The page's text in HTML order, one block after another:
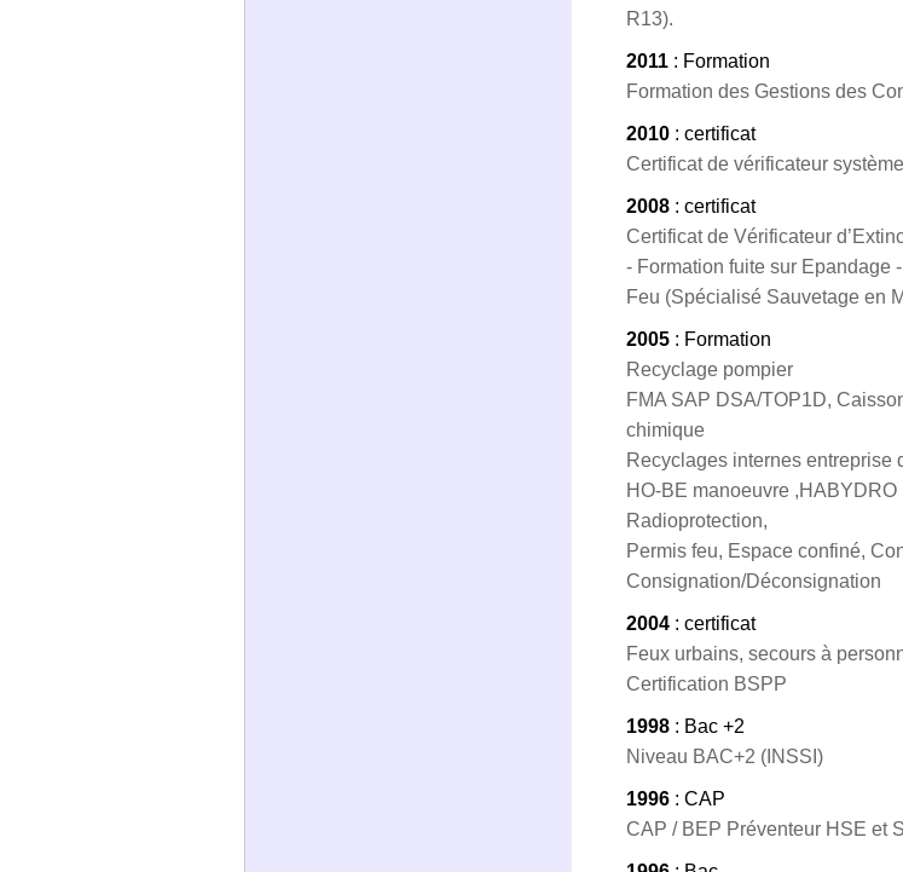
R13).
2011 : Formation
Formation des Gestions des
2010 : certificat
Certificat de vérificateur
2008 : certificat
Certificat de Vérificateur
- Formation fuite sur Epandage
Feu (Spécialisé Sauvetage en
2005 : Formation
Recyclage pompier
FMA SAP DSA/TOP1D,
chimique
Recyclages internes entreprise
HO-BE manoeuvre
Radioprotection,
Permis feu, Espace confiné,
Consignation/Déconsignation
2004 : certificat
Feux urbains, secours à
Certification BSPP
1998 : Bac +2
Niveau BAC+2 (INSSI)
1996 : CAP
CAP / BEP Préventeur HSE et